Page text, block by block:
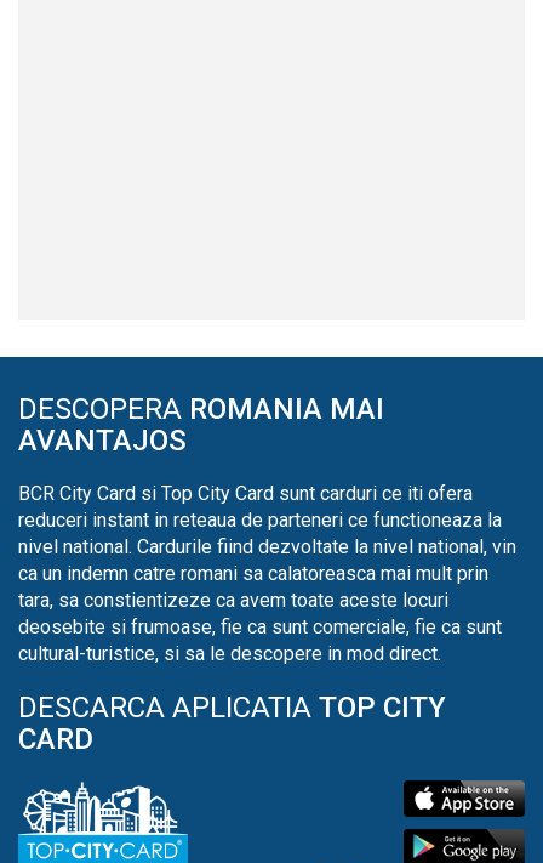
DESCOPERA ROMANIA MAI
AVANTAJOS
BCR City Card si Top City Card sunt carduri ce iti ofera
reduceri instant in reteaua de parteneri ce functioneaza la
nivel national. Cardurile fiind dezvoltate la nivel national, vin
ca un indemn catre romani sa calatoreasca mai mult prin
tara, sa constientizeze ca avem toate aceste locuri
deosebite si frumoase, fie ca sunt comerciale, fie ca sunt
cultural-turistice, si sa le descopere in mod direct.
DESCARCA APLICATIA TOP CITY
CARD